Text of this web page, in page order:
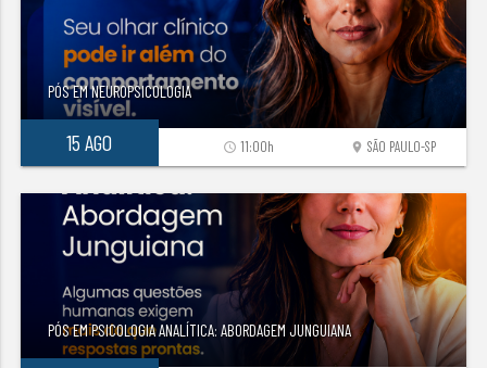
PÓS EM NEUROPSICOLOGIA
15 AGO location_on SÃO PAULO-SP
access_time 11:00h
PÓS EM PSICOLOGIA ANALÍTICA: ABORDAGEM JUNGUIANA